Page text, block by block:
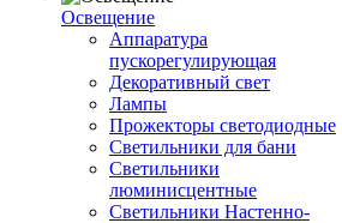
Освещение
Аппаратура
пускорегулирующая
Декоративный свет
Лампы
Прожекторы светодиодные
Светильники для бани
Светильники
люминисцентные
Светильники Настенно-